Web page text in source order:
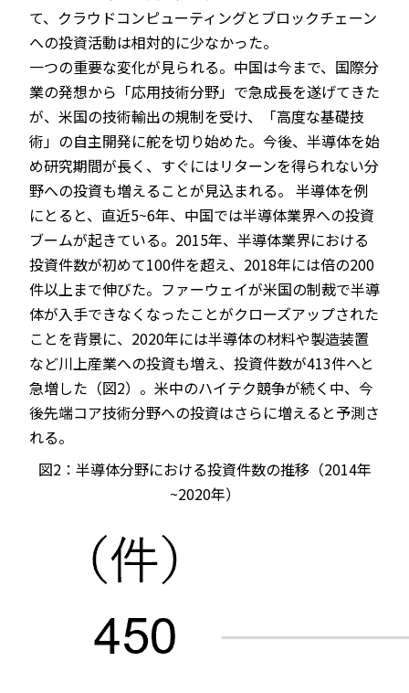
て、クラウドコンピューティングとブロックチェーン
への投資活動は相対的に少なかった。
一つの重要な変化が見られる。中国は今まで、国際分
業の発想から「応用技術分野」で急成長を遂げてきた
が、米国の技術輸出の規制を受け、「高度な基礎技
術」の自主開発に舵を切り始めた。今後、半導体を始
め研究期間が長く、すぐにはリターンを得られない分
野への投資も増えることが見込まれる。 半導体を例
にとると、直近5~6年、中国では半導体業界への投資
ブームが起きている。2015年、半導体業界における
投資件数が初めて100件を超え、2018年には倍の200
件以上まで伸びた。ファーウェイが米国の制裁で半導
体が入手できなくなったことがクローズアップされた
ことを背景に、2020年には半導体の材料や製造装置
など川上産業への投資も増え、投資件数が413件へと
急増した（図2）。米中のハイテク競争が続く中、今
後先端コア技術分野への投資はさらに増えると予測さ
れる。
図2：半導体分野における投資件数の推移（2014年
~2020年）